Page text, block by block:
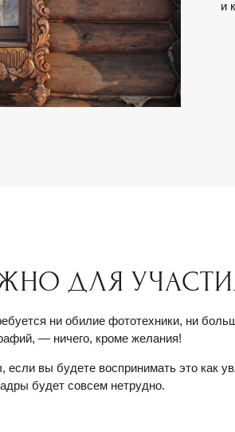
и
ДЛЯ
ни обилие фототехники, ни
— ничего, кроме желания!
если вы будете воспринимать это как
будет совсем нетрудно.